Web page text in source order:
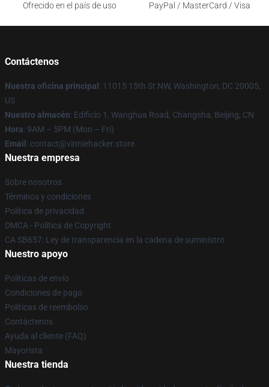
Ofrecido en el país de uso
PayPal / MasterCard / Visa
Contáctenos
Nuestra oficina principal : 11015 15th St NW, Washington, DC 20005,
US
Nuestro almacén: Edificio 1, Wanghua Road, Changsha, Beijing, CN
Hora: 9AM – 5PM (Mon – Fri)
Email : contact@vinniehacker.store
Nuestra empresa
Sobre nosotros
Términos y condiciones
Política de privacidad
DMCA - Política de Copyright
CA SB657: Ley de transparencia en la cadena de suministro
Nuestro apoyo
Políticas de envío
Condiciones de pago
Políticas de reembolso
Contáctenos
Ayuda al cliente (FAQ)
Mayorista
Nuestra tienda